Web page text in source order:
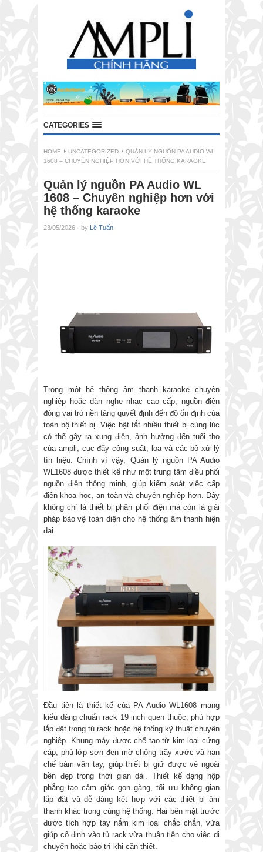
CATEGORIES
HOME UNCATEGORIZED
QUẢN LÝ NGUỒN PA AUDIO WL
1608 – CHUYÊN NGHIỆP HƠN VỚI HỆ THỐNG KARAOKE
Quản lý nguồn PA Audio WL
1608 – Chuyên nghiệp hơn với
hệ thống karaoke
23/05/2026 · by Lê Tuấn ·
Trong một hệ thống âm thanh karaoke chuyên
nghiệp hoặc dàn nghe nhạc cao cấp, nguồn điện
đóng vai trò nền tảng quyết định đến độ ổn định của
toàn bộ thiết bị. Việc bật tắt nhiều thiết bị cùng lúc
có thể gây ra xung điện, ảnh hưởng đến tuổi thọ
của ampli, cục đẩy công suất, loa và các bộ xử lý
tín hiệu. Chính vì vậy, Quản lý nguồn PA Audio
WL1608 được thiết kế như một trung tâm điều phối
nguồn điện thông minh, giúp kiểm soát việc cấp
điện khoa học, an toàn và chuyên nghiệp hơn. Đây
không chỉ là thiết bị phân phối điện mà còn là giải
pháp bảo vệ toàn diện cho hệ thống âm thanh hiện
đại.
Đầu tiên là thiết kế của PA Audio WL1608 mang
kiểu dáng chuẩn rack 19 inch quen thuộc, phù hợp
lắp đặt trong tủ rack hoặc hệ thống kỹ thuật chuyên
nghiệp. Khung máy được chế tạo từ kim loại cứng
cáp, phủ lớp sơn đen mờ chống trầy xước và hạn
chế bám vân tay, giúp thiết bị giữ được vẻ ngoài
bền đẹp trong thời gian dài. Thiết kế dạng hộp
phẳng tạo cảm giác gọn gàng, tối ưu không gian
lắp đặt và dễ dàng kết hợp với các thiết bị âm
thanh khác trong cùng hệ thống. Hai bên mặt trước
được tích hợp tay nắm kim loại chắc chắn, vừa
giúp cố định vào tủ rack vừa thuận tiện cho việc di
chuyển hoặc bảo trì khi cần thiết.